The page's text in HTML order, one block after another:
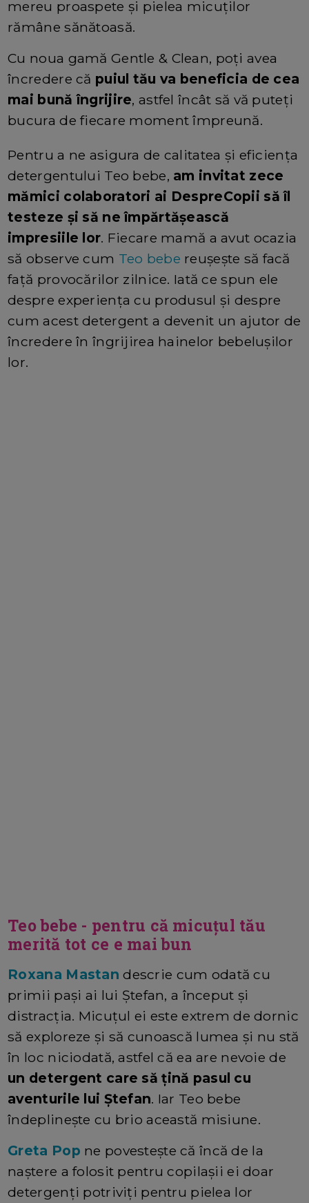
mereu proaspete și pielea micuților
rămâne sănătoasă.
Cu noua gamă Gentle & Clean, poți avea
încredere că puiul tău va beneficia de cea
mai bună îngrijire, astfel încât să vă puteți
bucura de fiecare moment împreună.
Pentru a ne asigura de calitatea și eficiența
detergentului Teo bebe, am invitat zece
mămici colaboratori ai DespreCopii să îl
testeze și să ne împărtășească
impresiile lor. Fiecare mamă a avut ocazia
să observe cum Teo bebe reușește să facă
față provocărilor zilnice. Iată ce spun ele
despre experiența cu produsul și despre
cum acest detergent a devenit un ajutor de
încredere în îngrijirea hainelor bebelușilor
lor.
Teo bebe - pentru că micuțul tău
merită tot ce e mai bun
Roxana Mastan descrie cum odată cu
primii pași ai lui Ștefan, a început și
distracția. Micuțul ei este extrem de dornic
să exploreze și să cunoască lumea și nu stă
în loc niciodată, astfel că ea are nevoie de
un detergent care să țină pasul cu
aventurile lui Ștefan. Iar Teo bebe
îndeplinește cu brio această misiune.
Greta Pop ne povestește că încă de la
naștere a folosit pentru copilașii ei doar
detergenți potriviți pentru pielea lor